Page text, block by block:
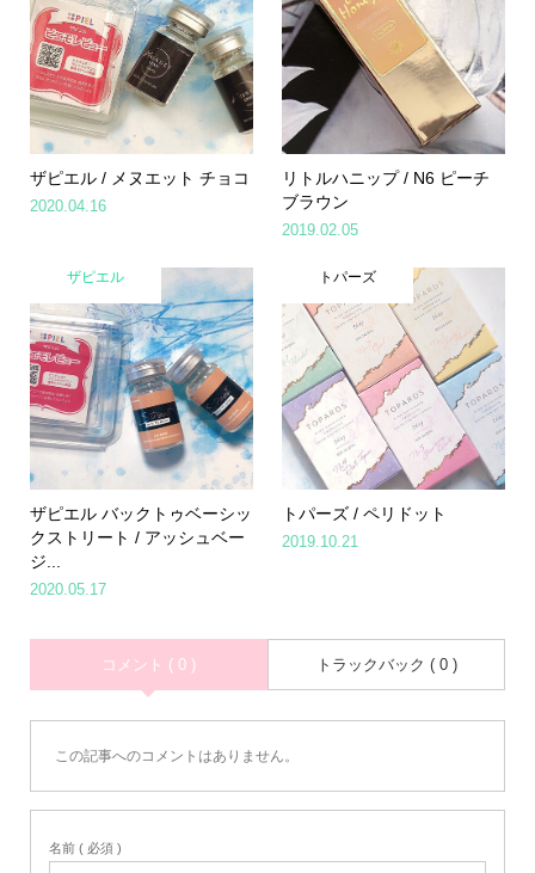
ザピエル / メヌエット チョコ
2020.04.16
リトルハニップ / N6 ピーチ
ブラウン
2019.02.05
ザピエル
ザピエル バックトゥベーシッ
クストリート / アッシュベー
ジ...
2020.05.17
トパーズ
トパーズ / ペリドット
2019.10.21
コメント ( 0 ) トラックバック ( 0 )
この記事へのコメントはありません。
名前 ( 必須 )
Home